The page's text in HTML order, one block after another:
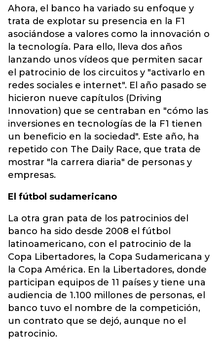
Ahora, el banco ha variado su enfoque y
trata de explotar su presencia en la F1
asociándose a valores como la innovación o
la tecnología. Para ello, lleva dos años
lanzando unos vídeos que permiten sacar
el patrocinio de los circuitos y "activarlo en
redes sociales e internet". El año pasado se
hicieron nueve capítulos (Driving
Innovation) que se centraban en "cómo las
inversiones en tecnologías de la F1 tienen
un beneficio en la sociedad". Este año, ha
repetido con The Daily Race, que trata de
mostrar "la carrera diaria" de personas y
empresas.
El fútbol sudamericano
La otra gran pata de los patrocinios del
banco ha sido desde 2008 el fútbol
latinoamericano, con el patrocinio de la
Copa Libertadores, la Copa Sudamericana y
la Copa América. En la Libertadores, donde
participan equipos de 11 países y tiene una
audiencia de 1.100 millones de personas, el
banco tuvo el nombre de la competición,
un contrato que se dejó, aunque no el
patrocinio.